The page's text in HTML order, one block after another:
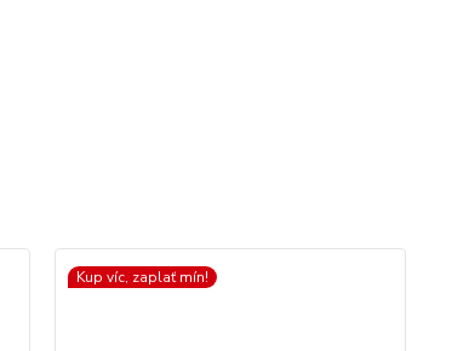
Kup víc, zaplať mín!